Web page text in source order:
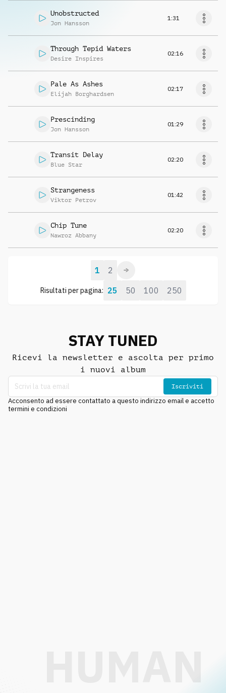
Unobstructed
Jon Hansson
1:31
Through Tepid Waters
Desire Inspires
02:16
Pale As Ashes
Elijah Borghardsen
02:17
Prescinding
Jon Hansson
01:29
Transit Delay
Blue Star
02:20
Strangeness
Viktor Petrov
01:42
Chip Tune
Nawroz Abbany
02:20
Risultati per pagina: 25 50 100 250
1 2
STAY TUNED
Ricevi la newsletter e ascolta per primo
i nuovi album
Iscriviti
Acconsento ad essere contattato a questo indirizzo email e accetto
termini e condizioni